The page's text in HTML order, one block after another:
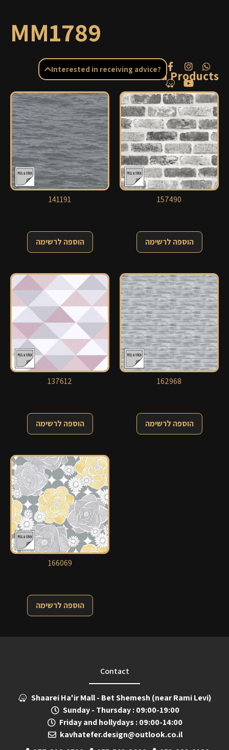
MM1789
Related Products
141191
הוספה לרשימה
157490
הוספה לרשימה
137612
הוספה לרשימה
162968
הוספה לרשימה
166069
הוספה לרשימה
Interested in receiving advice?
Contact
Shaarei Ha'ir Mall - Bet Shemesh (near Rami Levi)
Sunday - Thursday : 09:00-19:00
Friday and hollydays : 09:00-14:00
kavhatefer.design@outlook.co.il